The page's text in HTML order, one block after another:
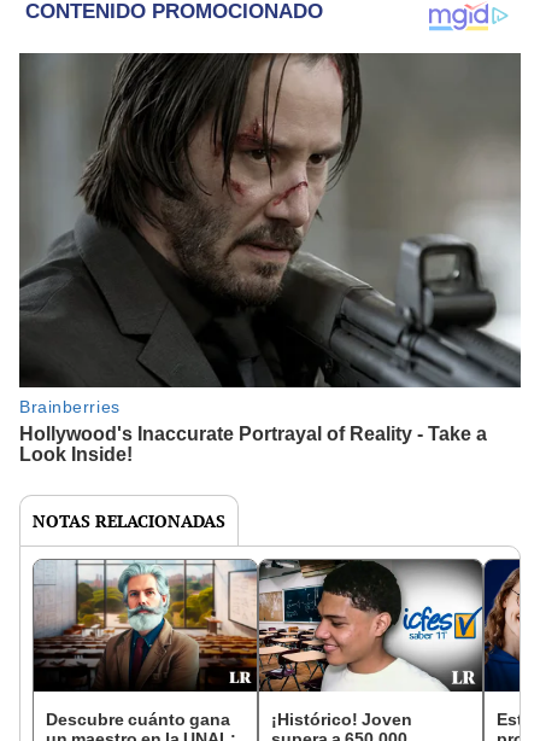
NOTAS RELACIONADAS
Descubre cuánto gana
¡Histórico! Joven